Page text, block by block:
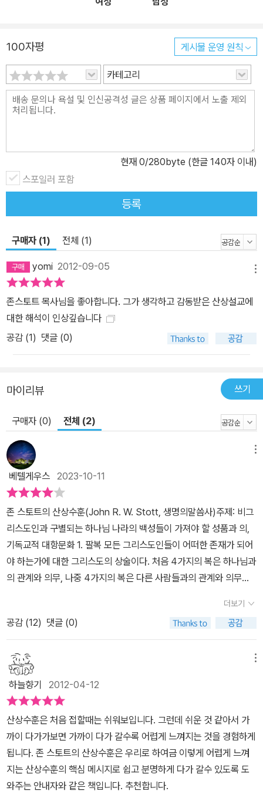
100자평 게시물 운영 원칙
카테고리
현재 0/280byte (한글 140자 이내)
스포일러 포함
등록
구매자 (1) 전체 (1)
yomi 2012-09-05
존스토트 목사님을 좋아합니다. 그가 생각하고 감동받은 산상설교에
대한 해석이 인상깊습니다
공감 (1) 댓글 (0)
마이리뷰 쓰기
구매자 (0) 전체 (2)
베텔게우스 2023-10-11
존 스토트의 산상수훈(John R. W. Stott, 생명의말씀사)주제: 비그
리스도인과 구별되는 하나님 나라의 백성들이 가져야 할 성품과 의,
기독교적 대항문화 1. 팔복 모든 그리스도인들이 어떠한 존재가 되어
야 하는가에 대한 그리스도의 상술이다. 처음 4가지의 복은 하나님과
의 관계와 의무, 나중 4가지의 복은 다른 사람들과의 관계와 의무를
심령이 가난한 자: 하나님 앞에서 영적 가난함을 ‘인정’하는 자애통하
는 자는 복이 있나니 그들이 위로를 받을 것임이요- 다른 사람들의 죄
와 세상의 악에 근심하고 슬퍼하는 자온유한 자는 복이 있나니 그들
이 땅을 기업으로 받을 것임이요- 자기 자신에 대한 참된 견해, 다른
사람들에 대한 겸손하고 온순한 태도.의에 주리고 목마른 자는 복이
있나니 그들이 배부를 것임이요- 여기서의 ‘의’ : 도덕적. 사회적 의-
도덕적 의: ‘마음에서 우러나오는’ 하나님을 기쁘시게 하는 성품과
의- 사회적 의: 평등, 해방, 정직, 존중 등- 바리새인: 규칙들에 외적으
로 복종 ↔ 그리스도인: 내적 의- 루터 “절대 억제하거나 중단시키거
나 만족시킬 수 없는 의에 대한 굶주림과 목마름, 의를 성취하고 유지
하는 일을 제외하고는 아무 것도 기대하지도 신경 쓰지도 않고, 그 목
적에 방해가 되는 것은 무엇이든 멸시하는 것이다. 설사 당신이 세상
더보기
공감 (12) 댓글 (0)
하늘향기 2012-04-12
산상수훈은 처음 접할때는 쉬워보입니다. 그런데 쉬운 것 같아서 가
까이 다가가보면 가까이 다가 갈수록 어렵게 느껴지는 것을 경험하게
됩니다. 존 스토트의 산상수훈은 우리로 하여금 이렇게 어렵게 느껴
지는 산상수훈의 핵심 메시지로 쉽고 분명하게 다가 갈수 있도록 도
와주는 안내자와 같은 책입니다. 추천합니다.